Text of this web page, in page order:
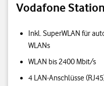
Vodafone Station
Inkl. SuperWLAN für
WLANs
WLAN bis 2400 Mbit/s
4 LAN-Anschlüsse